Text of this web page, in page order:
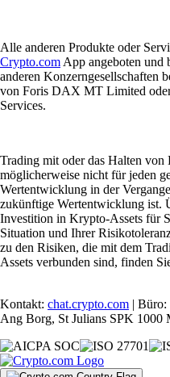
Alle anderen Produkte oder
Crypto.com App angeboten und
anderen Konzerngesellschaften
von Foris DAX MT Limited
Services.
Trading mit oder das Halten
möglicherweise nicht für jeden
Wertentwicklung in der
zukünftige Wertentwicklung ist.
Investition in Krypto-Assets für
Situation und Ihrer
zu den Risiken, die mit dem
Assets verbunden sind, finden
Kontakt: chat.crypto.com |
Ang Borg, St Julians SPK 1000